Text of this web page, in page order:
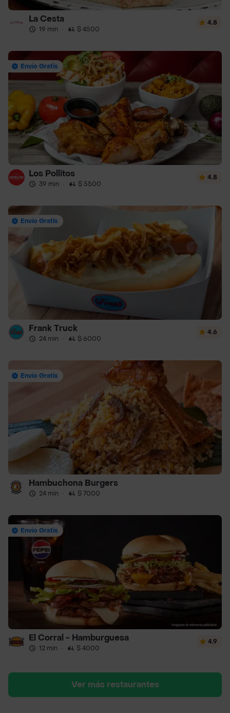
La Cesta
19 min · $ 4500
4.8
Envío Gratis
Los Pollitos
39 min · $ 5500
4.8
Envío Gratis
Frank Truck
24 min · $ 6000
4.6
Envío Gratis
Hambuchona Burgers
24 min · $ 7000
Envío Gratis
El Corral - Hamburguesa
12 min · $ 4000
4.9
Ver más restaurantes